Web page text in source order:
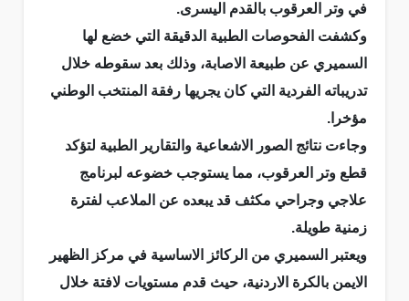
في وتر العرقوب بالقدم اليسرى.
وكشفت الفحوصات الطبية الدقيقة التي خضع لها
السميري عن طبيعة الاصابة، وذلك بعد سقوطه خلال
تدريباته الفردية التي كان يجريها رفقة المنتخب الوطني
مؤخرا.
وجاءت نتائج الصور الاشعاعية والتقارير الطبية لتؤكد
قطع وتر العرقوب، مما يستوجب خضوعه لبرنامج
علاجي وجراحي مكثف قد يبعده عن الملاعب لفترة
زمنية طويلة.
ويعتبر السميري من الركائز الاساسية في مركز الظهير
الايمن بالكرة الاردنية، حيث قدم مستويات لافتة خلال